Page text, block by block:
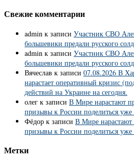
Свежие комментарии
admin к записи Участник СВО
большевики предали русского
admin к записи Участник СВО
большевики предали русского
Вячеслав к записи 07.08.2026 В
нарастает оперативный кризис
действий на Украине на сегодня.
олег к записи В Мире нарастают
призывы к России поделиться уже
Фёдор к записи В Мире
призывы к России поделиться уже
Метки